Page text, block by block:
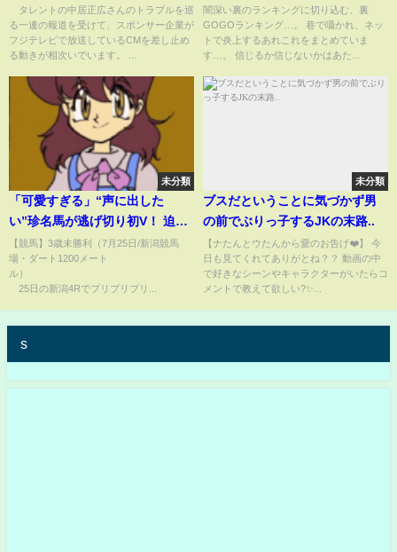
んトラブル報道を受け(2025年1
月18日)
タレントの中居正広さんのトラブルを巡
る一連の報道を受けて、スポンサー企業が
フジテレビで放送しているCMを差し止め
る動きが相次いでいます。 ...
闇深い裏のランキングに切り込む、裏
GOGOランキング…。 巷で囁かれ、ネッ
トで炎上するあれこれをまとめていま
す…。 信じるか信じないかはあた...
未分類
「可愛すぎる」“声に出した
い”珍名馬が逃げ切り初V！ 迫真
実況＆まさかの馬名由来にネッ
ト大盛り上がり「そのままやな
いか」(ABEMA TIMES)
【競馬】3歳未勝利（7月25日/新潟競馬
場・ダート1200メート
ル）
25日の新潟4Rでプリプリプリ...
未分類
ブスだということに気づかず男
の前でぶりっ子するJKの末路..
【ナたんとウたんから愛のお告げ❤️】 今
日も見てくれてありがとね？？ 動画の中
で好きなシーンやキャラクターがいたらコ
メントで教えて欲しい?✨...
s